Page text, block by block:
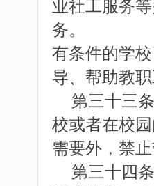
业社工服务
务。
有条件的学
导、帮助教
第三十三条
校或者在校
需要外，禁
第三十四条